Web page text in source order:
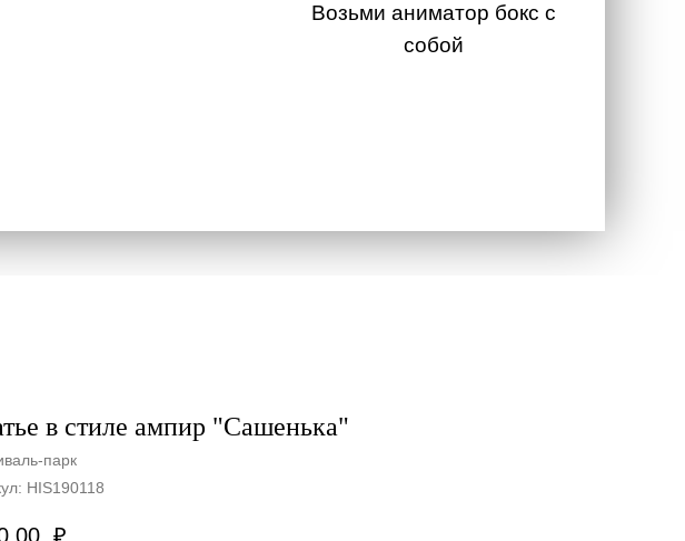
Возьми аниматор бокс с
собой
в стиле ампир "Сашенька"
парк
HIS190118
₽